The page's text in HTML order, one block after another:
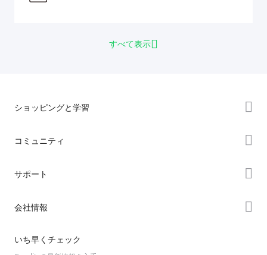
すべて表示
ショッピングと学習
K2シリーズ
コミュニティ
Discord
サポート
ヘルプ
会社情報
お問い合わせ
いち早くチェック